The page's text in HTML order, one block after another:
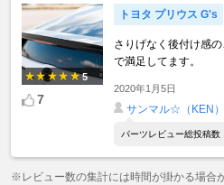
5
7
トヨタ プリウス G's
さりげなく後付け感
で満足してます。
2020年1月5日
サンマル☆（KEN）
パーツレビュー総投稿数
※レビュー数の集計には時間が掛かる場合